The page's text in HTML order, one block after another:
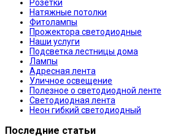
Розетки
Натяжные потолки
Фитолампы
Прожектора светодиодные
Наши услуги
Подсветка лестницы дома
Лампы
Адресная лента
Уличное освещение
Полезное о светодиодной ленте
Светодиодная лента
Неон гибкий светодиодный
Последние статьи